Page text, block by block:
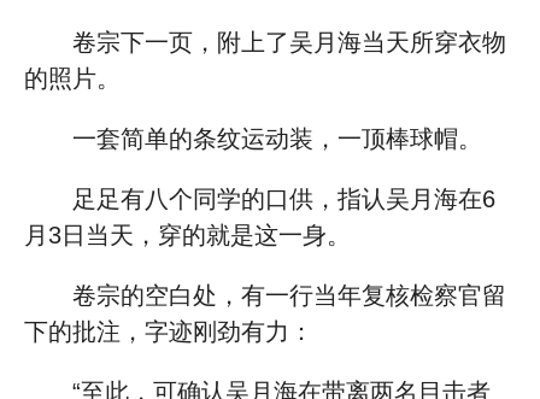
卷宗下一页，附上了吴月海当天所穿衣物
的照片。
一套简单的条纹运动装，一顶棒球帽。
足足有八个同学的口供，指认吴月海在6
月3日当天，穿的就是这一身。
卷宗的空白处，有一行当年复核检察官留
下的批注，字迹刚劲有力：
“至此，可确认吴月海在带离两名目击者